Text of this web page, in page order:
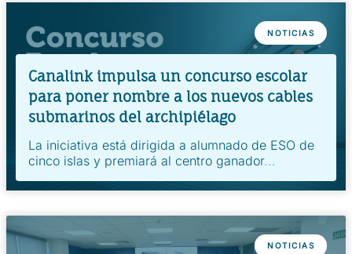
NOTICIAS
Canalink impulsa un concurso escolar
para poner nombre a los nuevos cables
submarinos del archipiélago
La iniciativa está dirigida a alumnado de ESO de
cinco islas y premiará al centro ganador...
NOTICIAS